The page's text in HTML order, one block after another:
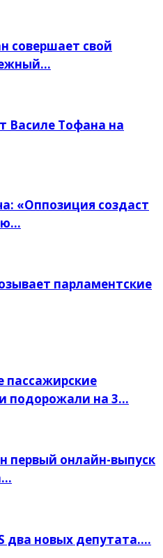
совершает свой
Василе Тофана на
«Оппозиция создаст
парламентские
подорожали на 3…
первый онлайн-выпуск
два новых депутата….